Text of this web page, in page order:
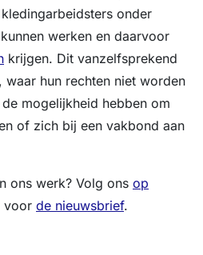
onder
werken en daarvoor
krijgen. Dit vanzelfsprekend
hun rechten niet worden
mogelijkheid hebben om
of zich bij een vakbond aan
ons werk? Volg ons op
voor de nieuwsbrief.